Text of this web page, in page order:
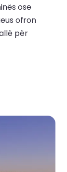
ose
ofron
për